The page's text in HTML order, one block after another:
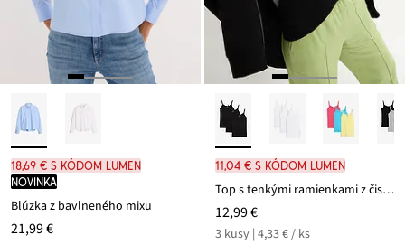
18,69 € s kódom LUMEN
novinka
Blúzka z bavlneného mixu
21,99 €
11,04 € s kódom LUMEN
Top s tenkými ramienkami z čistej bavlny (3 ks v balení)
12,99 €
3 kusy | 4,33 € / ks